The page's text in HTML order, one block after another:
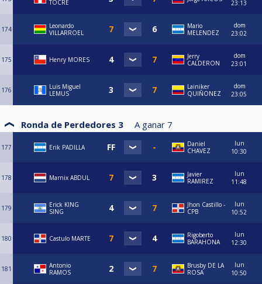
TOCRE 23:13
174
Leonardo
VILLARROEL
Mario
MELENDEZ
dom
23:02
175 Henry MORES
Jerry
CALDERON
dom
23:01
176
Luis Miguel
LEMUS
Lainiker
QUIÑONEZ
dom
23:05
Ronda de Perdedores 3 A ganar 7
177 Erik PADILLA
Daniel
CHAVEZ
lun
10:30
178 Marnix ABDUL
Javier
RAMIREZ
lun
11:48
179
Erick KING
SING
Jhon Castillo -
CPB
lun
10:52
180 Castulo MARTE
Rigoberto
BARAHONA
lun
12:30
181
Antonio
RAMOS
Brusby DE LA
ROSA
lun
10:50